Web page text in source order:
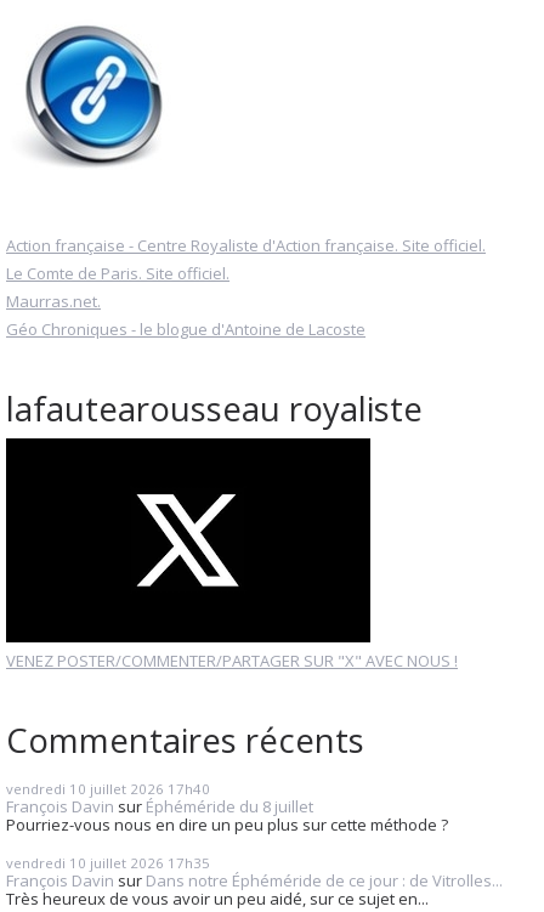
Action française - Centre Royaliste d'Action française. Site officiel.
Le Comte de Paris. Site officiel.
Maurras.net.
Géo Chroniques - le blogue d'Antoine de Lacoste
lafautearousseau royaliste
VENEZ POSTER/COMMENTER/PARTAGER SUR "X" AVEC NOUS !
Commentaires récents
vendredi 10 juillet 2026 17h40
François Davin sur Éphéméride du 8 juillet
Pourriez-vous nous en dire un peu plus sur cette méthode ?
vendredi 10 juillet 2026 17h35
François Davin sur Dans notre Éphéméride de ce jour : de Vitrolles...
Très heureux de vous avoir un peu aidé, sur ce sujet en...